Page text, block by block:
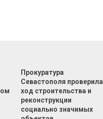
Прокуратура
Севастополя проверила
ход строительства и
реконструкции
социально значимых